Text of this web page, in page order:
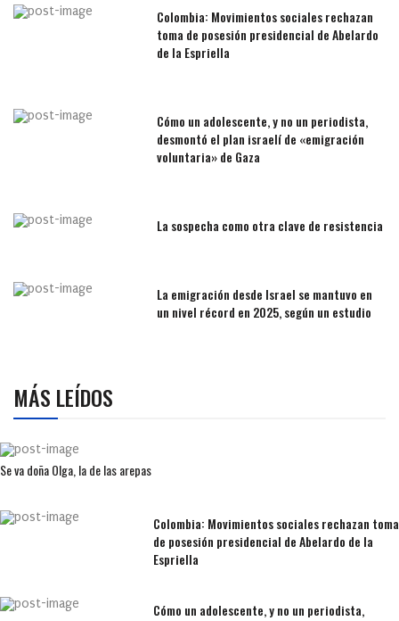
Colombia: Movimientos sociales rechazan
toma de posesión presidencial de Abelardo
de la Espriella
Cómo un adolescente, y no un periodista,
desmontó el plan israelí de «emigración
voluntaria» de Gaza
La sospecha como otra clave de resistencia
La emigración desde Israel se mantuvo en
un nivel récord en 2025, según un estudio
MÁS LEÍDOS
Se va doña Olga, la de las arepas
Colombia: Movimientos sociales rechazan toma
de posesión presidencial de Abelardo de la
Espriella
Cómo un adolescente, y no un periodista,